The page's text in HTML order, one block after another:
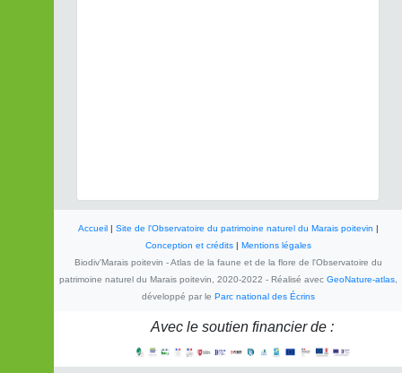
Accueil| Site de l'Observatoire du patrimoine naturel du Marais poitevin |
Conception et crédits| Mentions légales
Biodiv'Marais poitevin - Atlas de la faune et de la flore de l'Observatoire du
patrimoine naturel du Marais poitevin, 2020-2022 - Réalisé avec GeoNature-atlas,
développé par le Parc national des Écrins
Avec le soutien financier de :